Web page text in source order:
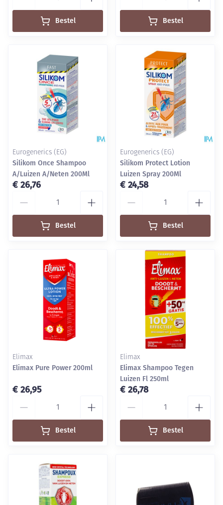
Bestel Bestel
Eurogenerics (EG)
Silikom Once Shampoo
A/Luizen A/Neten 200Ml
€ 26,76
Bestel
Eurogenerics (EG)
Silikom Protect Lotion
Luizen Spray 200Ml
€ 24,58
Bestel
Elimax
Elimax Pure Power 200ml
€ 26,95
Bestel
Elimax
Elimax Shampoo Tegen
Luizen Fl 250ml
€ 26,78
Bestel